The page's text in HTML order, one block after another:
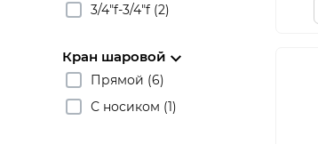
3/4"f-3/4"f (2)
Кран шаровой
Прямой (6)
С носиком (1)